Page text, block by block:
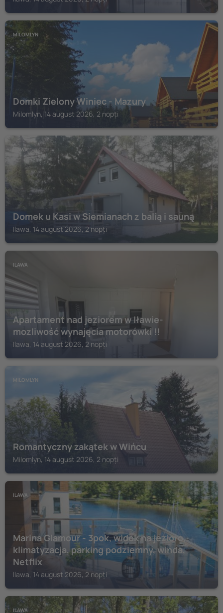
MILOMLYN
Domki Zielony Winiec - Mazury
Milomlyn, 14 august 2026, 2 nopți
ILAWA
Domek u Kasi w Siemianach z balią i sauną
Ilawa, 14 august 2026, 2 nopți
ILAWA
Apartament nad jeziorem w Iławie-
mozliwość wynajęcia motorówki !!
Ilawa, 14 august 2026, 2 nopți
MILOMLYN
Romantyczny zakątek w Wińcu
Milomlyn, 14 august 2026, 2 nopți
ILAWA
Marina Glamour - 3pok, widok na jezioro,
klimatyzacja, parking podziemny, winda,
Netflix
Ilawa, 14 august 2026, 2 nopți
ILAWA